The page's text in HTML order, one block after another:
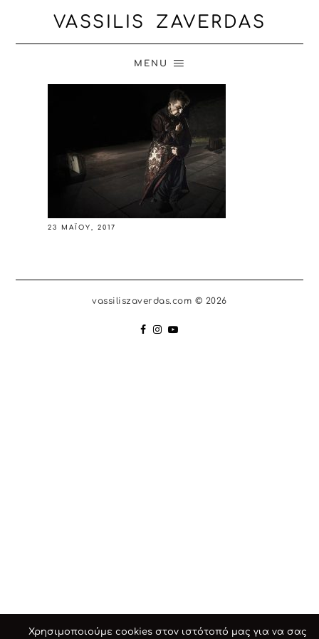
VASSILIS ZAVERDAS
MENU
23 ΜΑΪ́ΟΥ, 2017
vassiliszaverdas.com © 2026
Χρησιμοποιούμε cookies στον ιστότοπό μας για να σας